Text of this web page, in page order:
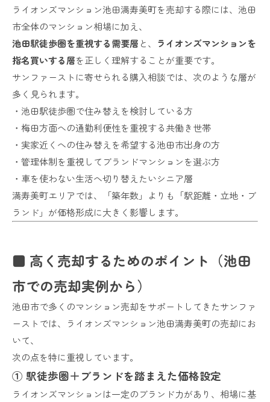
ライオンズマンション池田満寿美町を売却する際には、池田
市全体のマンション相場に加え、
池田駅徒歩圏を重視する需要層 と、 ライオンズマンションを
指名買いする層を正しく理解することが重要です。
サンファーストに寄せられる購入相談では、次のような層が
多く見られます。
・池田駅徒歩圏で住み替えを検討している方
・梅田方面への通勤利便性を重視する共働き世帯
・実家近くへの住み替えを希望する池田市出身の方
・管理体制を重視してブランドマンションを選ぶ方
・車を使わない生活へ切り替えたいシニア層
満寿美町エリアでは、「築年数」よりも「駅距離・立地・ブ
ランド」が価格形成に大きく影響します。
■ 高く売却するためのポイント（池田
市での売却実例から）
池田市で多くのマンション売却をサポートしてきたサンファ
ーストでは、ライオンズマンション池田満寿美町の売却にお
いて、
次の点を特に重視しています。
① 駅徒歩圏＋ブランドを踏まえた価格設定
ライオンズマンションは一定のブランド力があり、相場に基